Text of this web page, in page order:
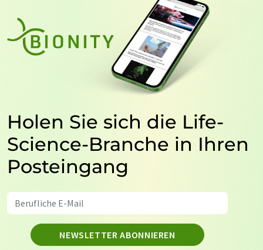
Holen Sie sich die Life-
Science-Branche in Ihren
Posteingang
NEWSLETTER ABONNIEREN